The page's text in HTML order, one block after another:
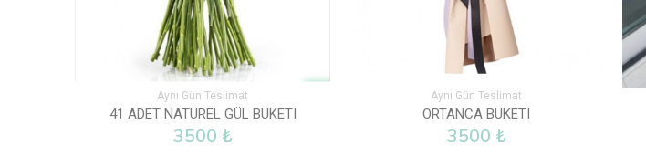
Aynı Gün Teslimat
41 ADET NATUREL GÜL BUKETI
3500 ₺
Aynı Gün Teslimat
ORTANCA BUKETI
3500 ₺